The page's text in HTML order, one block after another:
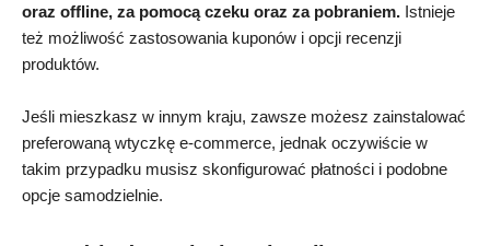
oraz offline, za pomocą czeku oraz za pobraniem. Istnieje
też możliwość zastosowania kuponów i opcji recenzji
produktów.
Jeśli mieszkasz w innym kraju, zawsze możesz zainstalować
preferowaną wtyczkę e-commerce, jednak oczywiście w
takim przypadku musisz skonfigurować płatności i podobne
opcje samodzielnie.